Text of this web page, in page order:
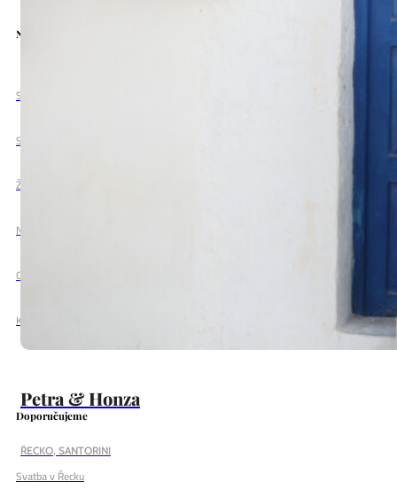
Petra & Honza
ŘECKO, SANTORINI
Nabízíme Vám
Svatební destinace
Svatba na klíč
Žádost o ruku
Naše služby
O nás
Kontakt
Doporučujeme
Svatba v Řecku